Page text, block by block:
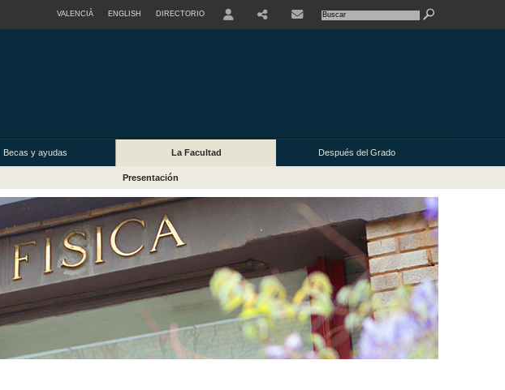
VALENCIÀ ENGLISH DIRECTORIO
Becas y ayudas La Facultad Después del Grado
Presentación